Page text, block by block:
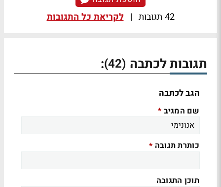
42 תגובות | לקריאת כל התגובות
תגובות לכתבה (42)
:
הגב לכתבה
שם המגיב *
כותרת תגובה *
תוכן התגובה